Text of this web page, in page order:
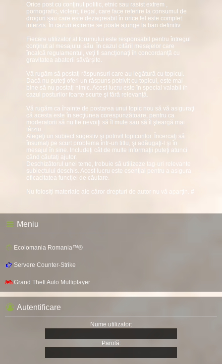
Orice post cu conţinut politic, etnic sau rasist extrem ,
pornografic, violent, ilegal, care face referire la consumul de
droguri sau care este dezagreabil în orice fel este complet
interzis. În cazuri extreme se poate ajunge la ban definitiv.
Fiecare utilizator al forumului este responsabil pentru întregul
conţinut al mesajului său. În cazul citării mesajelor care
încalcă regulamentul, veţi fi sancţionaţi în concordanţă cu
gravitatea abaterii săvârşite.
Vă rugăm să postaţi răspunsuri care au legătură cu topicul.
Dacă nu puteţi oferi un răspuns potrivit cu topicul, este mai
bine să nu postaţi nimic. Acest lucru este în special valabil în
cazul posturilor foarte scurte şi fără relevanţă.
Vă rugăm ca înainte de postarea unui topic nou să vă asiguraţi
că acesta este în secţiunea corespunzătoare, pentru ca
moderatorii să nu fie nevoiţi să îl mute sau să îl şteargă mai
târziu.
Alegeţi un subiect sugestiv şi potrivit topicurilor. Încercaţi să
însumaţi pe scurt problema într-un titlu, şi adăugaţi-l şi în
mesajul în sine. Includeţi cât de multe informaţii puteţi atunci
când căutaţi ajutor.
Deschizătorul unei teme, trebuie să utilizeze tag-uri relevante
subiectului deschis. Acest lucru este esenţial pentru a asigura
eficacitatea funcţiei de căutare.
Nu folosiți materiale ale căror drepturi de autor nu vă aparțin. #
Meniu
Ecolomania Romania™®
Servere Counter-Strike
Grand Theft Auto Multiplayer
Autentificare
Nume utilizator:
Parolă: